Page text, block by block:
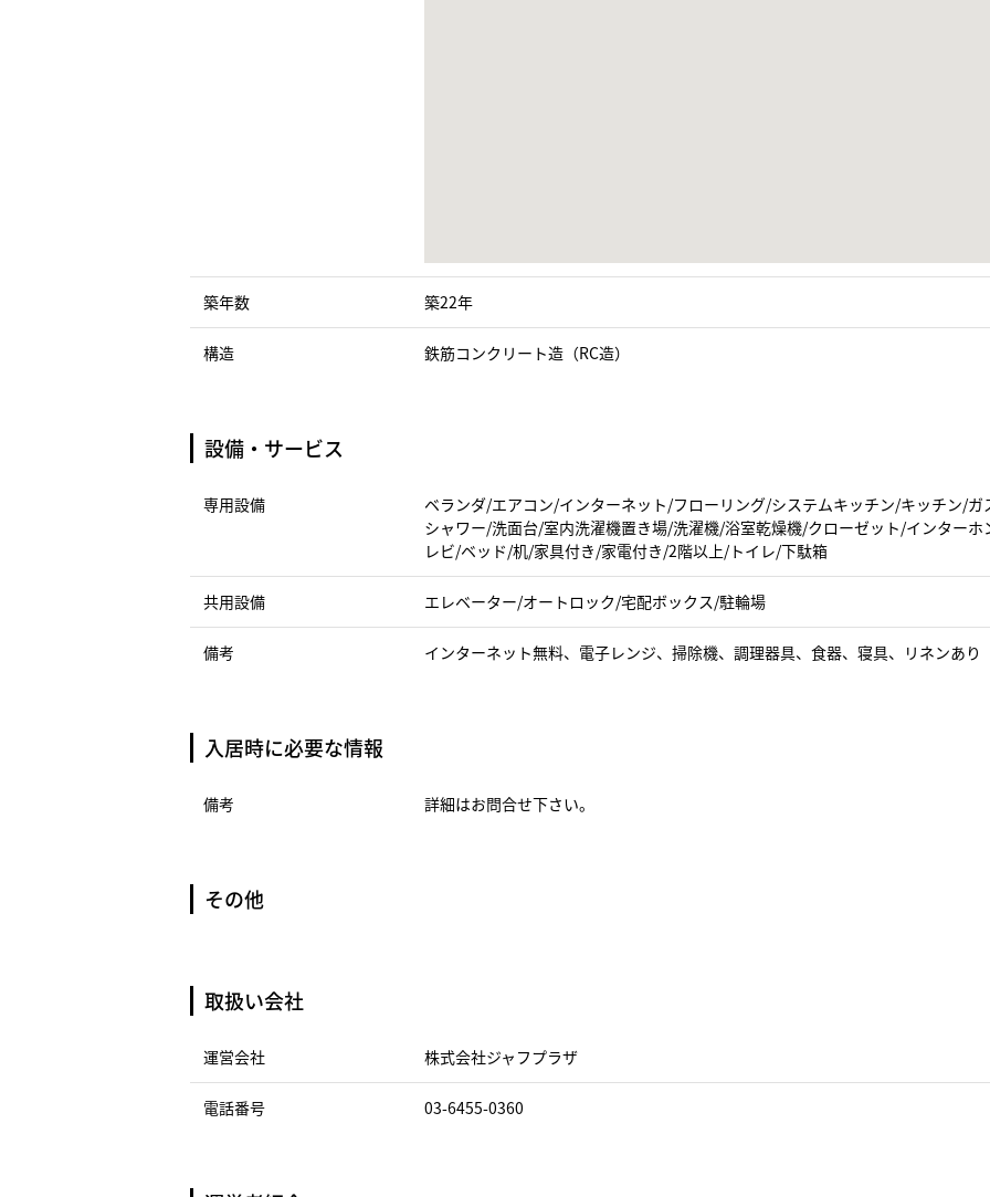
築年数 築22年
構造 鉄筋コンクリート造（RC造）
設備・サービス
専用設備
ベランダ/エアコン/インターネット/フローリング/システムキッチン/キッチン/
シャワー/洗面台/室内洗濯機置き場/洗濯機/浴室乾燥機/クローゼット/インター
レビ/ベッド/机/家具付き/家電付き/2階以上/トイレ/下駄箱
共用設備 エレベーター/オートロック/宅配ボックス/駐輪場
備考 インターネット無料、電子レンジ、掃除機、調理器具、食器、寝具、リネンあり
入居時に必要な情報
備考 詳細はお問合せ下さい。
その他
取扱い会社
運営会社 株式会社ジャフプラザ
電話番号 03-6455-0360